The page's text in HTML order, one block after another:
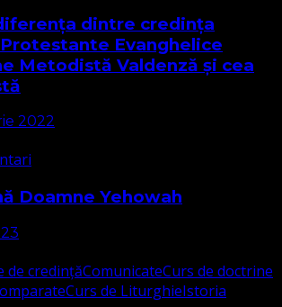
dintre credința
Evanghelice
Metodistă Valdenză și cea
2022
Doamne Yehowah
de credințăComunicateCurs de doctrine
Curs de LiturghieIstoria